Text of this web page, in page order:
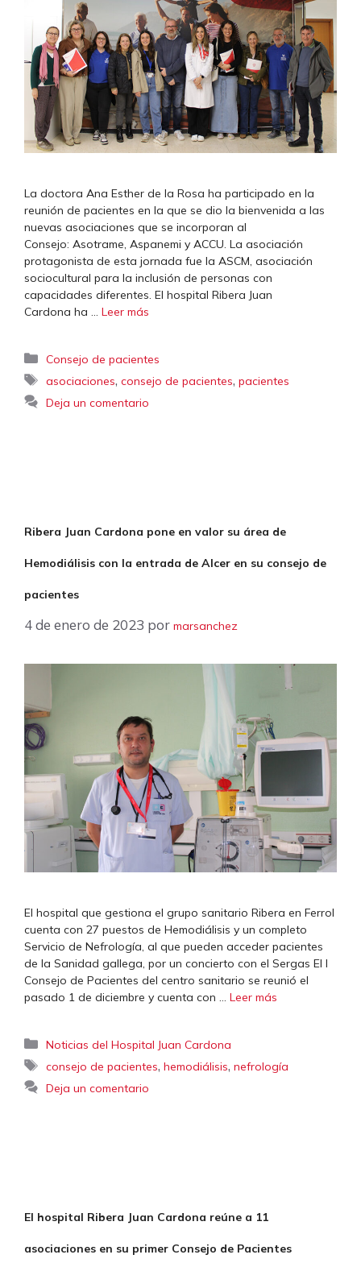
La doctora Ana Esther de la Rosa ha participado en la
reunión de pacientes en la que se dio la bienvenida a las
nuevas asociaciones que se incorporan al
Consejo: Asotrame, Aspanemi y ACCU. La asociación
protagonista de esta jornada fue la ASCM, asociación
sociocultural para la inclusión de personas con
capacidades diferentes. El hospital Ribera Juan
Cardona ha … Leer más
Categorías
Consejo de pacientes
Etiquetas
asociaciones,consejo de pacientes,pacientes
Deja un comentario
Ribera Juan Cardona pone en valor su área de
Hemodiálisis con la entrada de Alcer en su consejo de
pacientes
4 de enero de 2023 por marsanchez
El hospital que gestiona el grupo sanitario Ribera en Ferrol
cuenta con 27 puestos de Hemodiálisis y un completo
Servicio de Nefrología, al que pueden acceder pacientes
de la Sanidad gallega, por un concierto con el Sergas El I
Consejo de Pacientes del centro sanitario se reunió el
pasado 1 de diciembre y cuenta con … Leer más
Categorías
Noticias del Hospital Juan Cardona
Etiquetas
consejo de pacientes,hemodiálisis,nefrología
Deja un comentario
El hospital Ribera Juan Cardona reúne a 11
asociaciones en su primer Consejo de Pacientes